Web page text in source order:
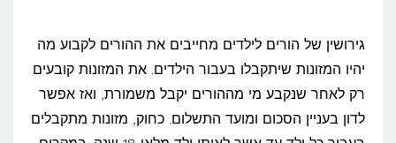
מזונות
ילדים
בעת
גירושין
גירושין של הורים לילדים מחייבים את ההורים לקבוע מה
יהיו המזונות שיתקבלו בעבור הילדים. את המזונות קובעים
רק לאחר שנקבע מי מההורים יקבל משמורת, ואז אפשר
לדון בעניין הסכום ומועד התשלום. כחוק, מזונות מתקבלים